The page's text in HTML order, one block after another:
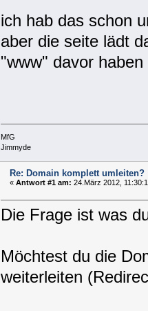
ich hab das schon
aber die seite lädt
"www" davor
MfG
Jimmyde
Re: Domain komplett umleiten?
« Antwort #1 am: 24.März 2012,
Die Frage ist was
Möchtest du die
weiterleiten